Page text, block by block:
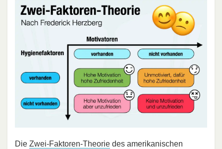
Die Zwei-Faktoren-Theorie des amerikanischen